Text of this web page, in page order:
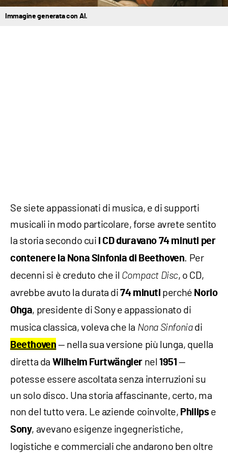
Immagine generata con AI.
Se siete appassionati di musica, e di supporti
musicali in modo particolare, forse avrete sentito
la storia secondo cui i CD duravano 74 minuti per
contenere la Nona Sinfonia di Beethoven. Per
decenni si è creduto che il Compact Disc, o CD,
avrebbe avuto la durata di74 minuti perché Norio
Ohga, presidente di Sony e appassionato di
musica classica, voleva che la Nona Sinfoniadi
Beethoven — nella sua versione più lunga, quella
diretta da Wilhelm Furtwängler nel1951 —
potesse essere ascoltata senza interruzioni su
un solo disco. Una storia affascinante, certo, ma
non del tutto vera. Le aziende coinvolte, Philipse
Sony, avevano esigenze ingegneristiche,
logistiche e commerciali che andarono ben oltre